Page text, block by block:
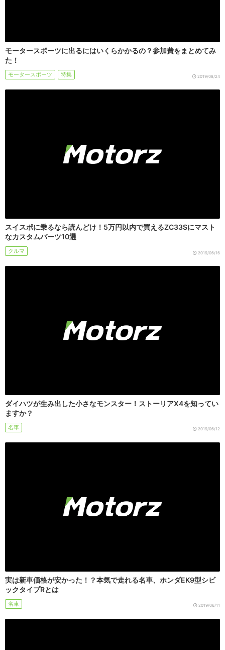
モータースポーツに出るにはいくらかかるの？参加費をまとめてみ
た！
モータースポーツ 特集 2019/08/24
スイスポに乗るなら読んどけ！5万円以内で買えるZC33Sにマスト
なカスタムパーツ10選
クルマ 2019/06/16
ダイハツが生み出した小さなモンスター！ストーリアX4を知ってい
ますか？
名車 2019/06/12
実は新車価格が安かった！？本気で走れる名車、ホンダEK9型シビ
ックタイプRとは
名車 2019/06/11